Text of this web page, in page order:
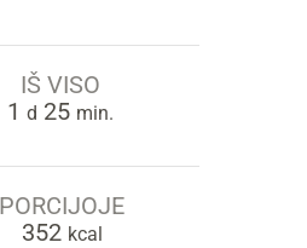
IŠ VISO
1 day
d 25min.
min.
PORCIJOJE
352 kcal